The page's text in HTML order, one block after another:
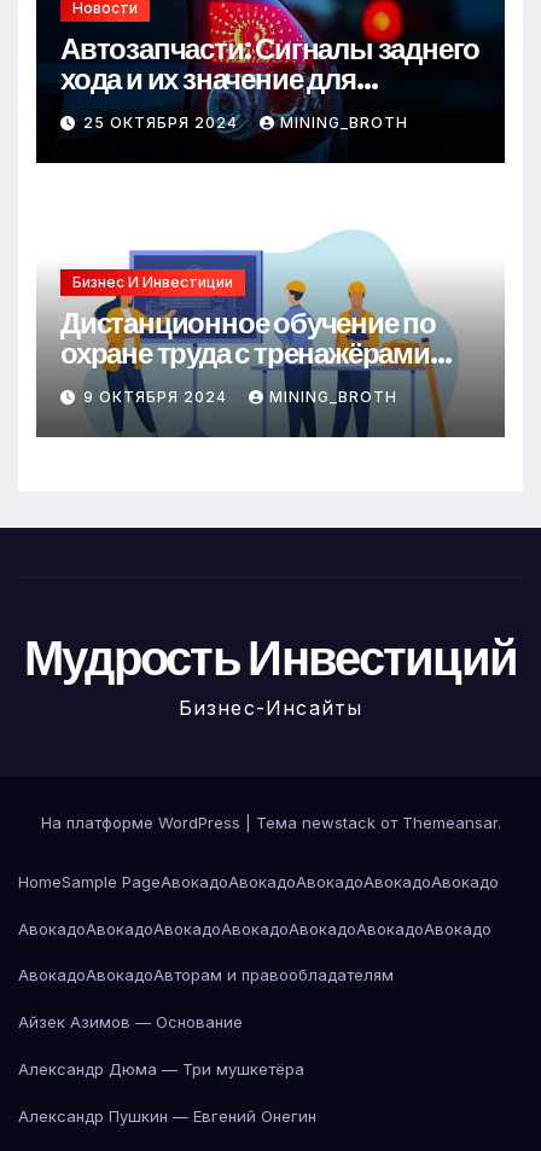
Новости
Автозапчасти: Сигналы заднего
хода и их значение для
безопасности на дороге
25 ОКТЯБРЯ 2024 MINING_BROTH
Бизнес И Инвестиции
Дистанционное обучение по
охране труда с тренажёрами
онлайн
9 ОКТЯБРЯ 2024 MINING_BROTH
Мудрость Инвестиций
Бизнес-Инсайты
На платформе WordPress Тема newstack от Themeansar.
HomeSample PageАвокадоАвокадоАвокадоАвокадоАвокадо
АвокадоАвокадоАвокадоАвокадоАвокадоАвокадоАвокадо
АвокадоАвокадоАвторам и правообладателям
Айзек Азимов — Основание
Александр Дюма — Три мушкетёра
Александр Пушкин — Евгений Онегин